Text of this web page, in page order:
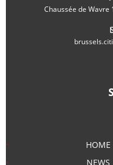
Chaussée de Wavre
HOME
NEWS